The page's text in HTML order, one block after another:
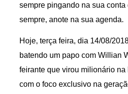
sempre pingando na sua conta
sempre, anote na sua agenda.
Hoje, terça feira, dia 14/08/
batendo um papo com Willian
feirante que virou milionário
com o foco exclusivo na